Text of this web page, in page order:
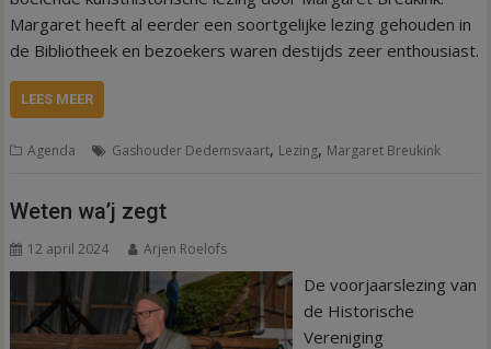
Margaret heeft al eerder een soortgelijke lezing gehouden in
de Bibliotheek en bezoekers waren destijds zeer enthousiast.
LEES MEER
Agenda Gashouder Dedemsvaart, Lezing, Margaret Breukink
Weten wa’j zegt
12 april 2024 Arjen Roelofs
De voorjaarslezing van
de Historische
Vereniging